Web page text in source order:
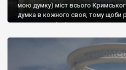
мою думку) міст всього
думка в кожного своя, тому щоби
запрошую відвідати це